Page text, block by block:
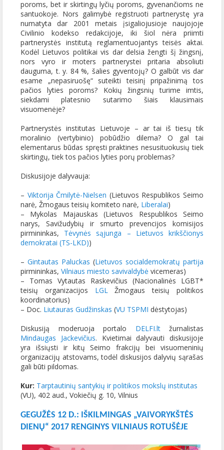
poroms, bet ir skirtingų lyčių poroms, gyvenančioms ne
santuokoje. Nors galimybė registruoti partnerystę yra
numatyta dar 2001 metais įsigaliojusioje naujojoje
Civilinio kodekso redakcijoje, iki šiol nėra priimti
partnerystės institutą reglamentuojantys teisės aktai.
Kodėl Lietuvos politikai vis dar delsia žengti šį žingsnį,
nors vyro ir moters partnerystei pritaria absoliuti
dauguma, t. y. 84 %, šalies gyventojų? O galbūt vis dar
esame „nepasiruošę“ suteikti teisinį pripažinimą tos
pačios lyties poroms? Kokių žingsnių turime imtis,
siekdami platesnio sutarimo šiais klausimais
visuomenėje?
Partnerystės institutas Lietuvoje – ar tai iš tiesų tik
moralinio (vertybinio) pobūdžio dilema? O gal tai
elementarus būdas spręsti praktines nesusituokusių tiek
skirtingų, tiek tos pačios lyties porų problemas?
Diskusijoje dalyvauja:
– Viktorija Čmilytė-Nielsen (Lietuvos Respublikos Seimo
narė, Žmogaus teisių komiteto narė, Liberalai)
– Mykolas Majauskas (Lietuvos Respublikos Seimo
narys, Savižudybių ir smurto prevencijos komisijos
pirmininkas, Tėvynės sąjunga – Lietuvos krikščionys
demokratai (TS-LKD))
– Gintautas Paluckas (Lietuvos socialdemokratų partija
pirmininkas, Vilniaus miesto savivaldybė vicemeras)
– Tomas Vytautas Raskevičius (Nacionalinės LGBT*
teisių organizacijos LGL
Žmogaus teisių politikos
koordinatorius)
– Doc. Liutauras Gudžinskas (VU TSPMI dėstytojas)
Diskusiją moderuoja portalo DELFI.ltžurnalistas
Mindaugas Jackevičius. Kvietimai dalyvauti diskusijoje
yra išsiųsti ir kitų Seimo frakcijų bei visuomeninių
organizacijų atstovams, todėl diskusijos dalyvių sąrašas
gali būti pildomas.
Kur: Tarptautinių santykių ir politikos mokslų institutas
(VU), 402 aud., Vokiečių g. 10, Vilnius
GEGUŽĖS 12 D.: IŠKILMINGAS „VAIVORYKŠTĖS
DIENŲ“ 2017 RENGINYS VILNIAUS ROTUŠĖJE